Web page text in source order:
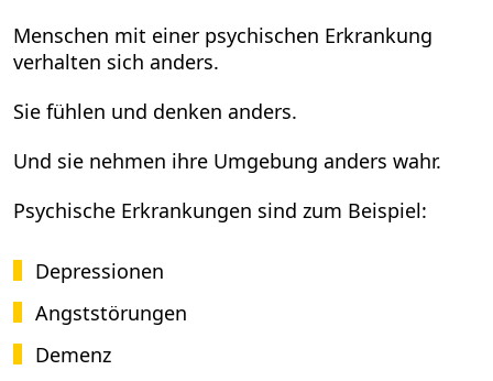
Menschen mit einer psychischen Erkrankung
verhalten sich anders.
Sie fühlen und denken anders.
Und sie nehmen ihre Umgebung anders wahr.
Psychische Erkrankungen sind zum Beispiel:
Depressionen
Angststörungen
Demenz